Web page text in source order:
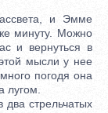
и Эмме
минуту. Можно
и вернуться в
мысли у нее
погодя она
лугом.
стрельчатых